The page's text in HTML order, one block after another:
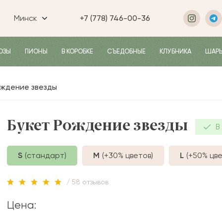
Минск +7 (778) 746-00-36
ПИОНЫ В КОРОБКЕ СЪЕДОБНЫЕ КЛУБНИКА
звезды
Букет Рождение звезды В
S (стандарт) M (+30% цветов) L (+50%
/ 58 отзывов
Цена: